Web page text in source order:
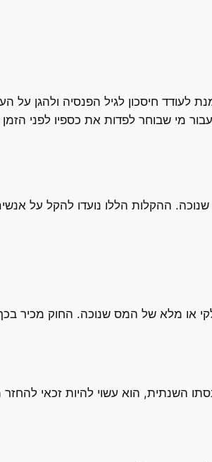
לעודד חיסכון לגיל הפנסיה ולהגן על
ההקלות הללו נועדו להקל על
או מלא של המס שנוכה. החוק מכיר
השנתית, הוא עשוי להיות זכאי